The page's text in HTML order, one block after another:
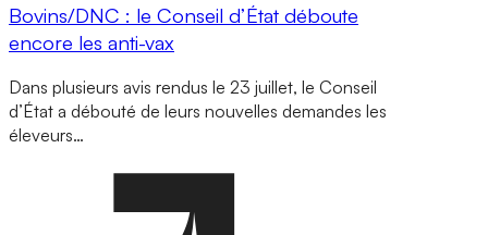
Bovins/DNC : le Conseil d’État déboute
encore les anti-vax
Dans plusieurs avis rendus le 23 juillet, le Conseil
d’État a débouté de leurs nouvelles demandes les
éleveurs…